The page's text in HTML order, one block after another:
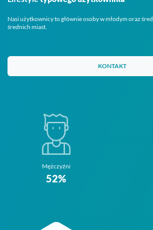
Nasi użytkownicy to głównie osoby w młodym oraz
średnich miast.
KONTAKT
Mężczyźni
52%